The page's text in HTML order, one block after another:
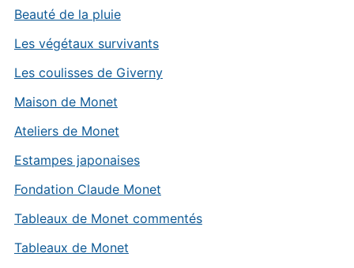
Beauté de la pluie
Les végétaux survivants
Les coulisses de Giverny
Maison de Monet
Ateliers de Monet
Estampes japonaises
Fondation Claude Monet
Tableaux de Monet commentés
Tableaux de Monet